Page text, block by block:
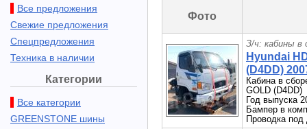
Все предложения
Свежие предложения
Спецпредложения
Техника в наличии
Категории
Все категории
GREENSTONE шины
Фото
З/ч: кабины в
Hyundai
(D4DD)
Кабина в
GOLD (D4DD)
Год выпуска
Бампер в
Проводка